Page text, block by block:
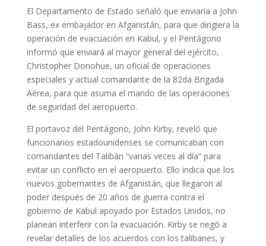
El Departamento de Estado señaló que enviaría a John
Bass, ex embajador en Afganistán, para que dirigiera la
operación de evacuación en Kabul, y el Pentágono
informó que enviará al mayor general del ejército,
Christopher Donohue, un oficial de operaciones
especiales y actual comandante de la 82da Brigada
Aérea, para que asuma el mando de las operaciones
de seguridad del aeropuerto.
El portavoz del Pentágono, John Kirby, reveló que
funcionarios estadounidenses se comunicaban con
comandantes del Talibán “varias veces al día” para
evitar un conflicto en el aeropuerto. Ello indica que los
nuevos gobernantes de Afganistán, que llegaron al
poder después de 20 años de guerra contra el
gobierno de Kabul apoyado por Estados Unidos, no
planean interferir con la evacuación. Kirby se negó a
revelar detalles de los acuerdos con los talibanes, y